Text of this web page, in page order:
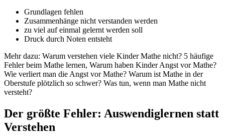
Grundlagen fehlen
Zusammenhänge nicht verstanden werden
zu viel auf einmal gelernt werden soll
Druck durch Noten entsteht
Mehr dazu: Warum verstehen viele Kinder Mathe nicht? 5 häufige
Fehler beim Mathe lernen, Warum haben Kinder Angst vor Mathe?
Wie verliert man die Angst vor Mathe? Warum ist Mathe in der
Oberstufe plötzlich so schwer? Was tun, wenn man Mathe nicht
versteht?
Der größte Fehler: Auswendiglernen statt
Verstehen